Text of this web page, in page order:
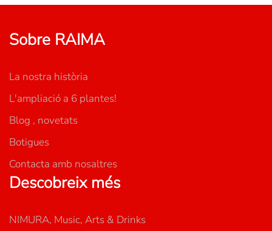
Sobre RAIMA
La nostra història
L'ampliació a 6 plantes!
Blog , novetats
Botigues
Contacta amb nosaltres
Descobreix més
NIMURA, Music, Arts & Drinks